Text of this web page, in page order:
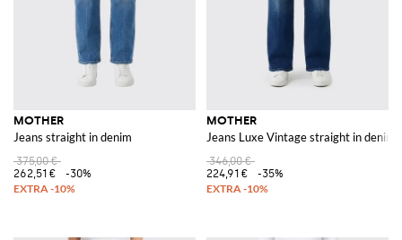
MOTHER
Jeans straight in denim
375,00 €
262,51 €
-30%
MOTHER
Jeans Luxe Vintage straight in denim
346,00 €
224,91 €
-35%